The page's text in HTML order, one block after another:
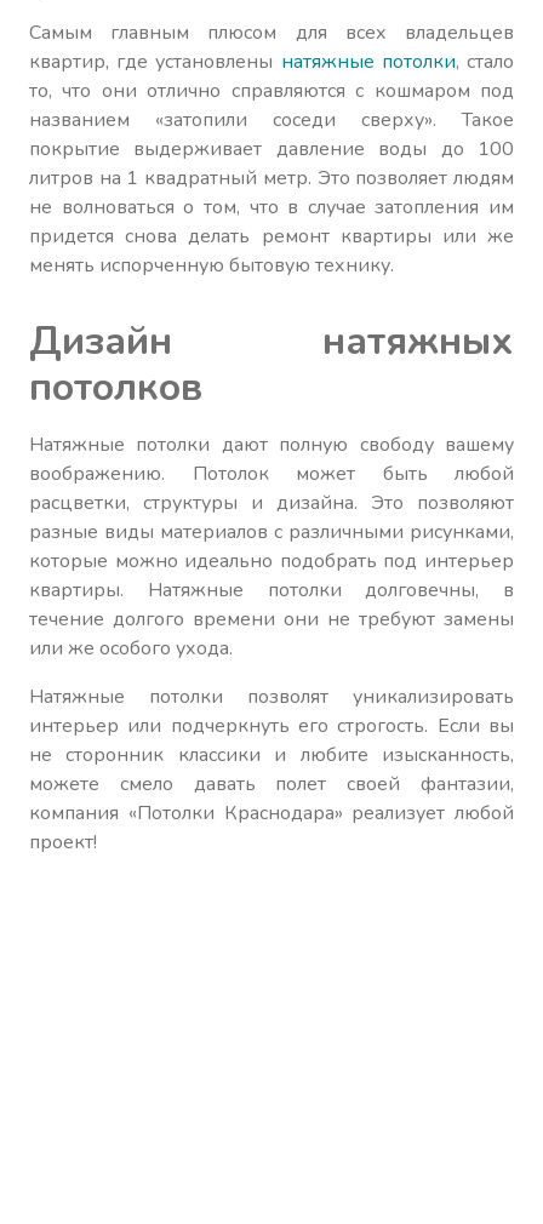
Самым главным плюсом для всех владельцев
квартир, где установлены натяжные потолки, стало
то, что они отлично справляются с кошмаром под
названием «затопили соседи сверху». Такое
покрытие выдерживает давление воды до 100
литров на 1 квадратный метр. Это позволяет людям
не волноваться о том, что в случае затопления им
придется снова делать ремонт квартиры или же
менять испорченную бытовую технику.
Дизайн натяжных
потолков
Натяжные потолки дают полную свободу вашему
воображению. Потолок может быть любой
расцветки, структуры и дизайна. Это позволяют
разные виды материалов с различными рисунками,
которые можно идеально подобрать под интерьер
квартиры. Натяжные потолки долговечны, в
течение долгого времени они не требуют замены
или же особого ухода.
Натяжные потолки позволят уникализировать
интерьер или подчеркнуть его строгость. Если вы
не сторонник классики и любите изысканность,
можете смело давать полет своей фантазии,
компания «Потолки Краснодара» реализует любой
проект!